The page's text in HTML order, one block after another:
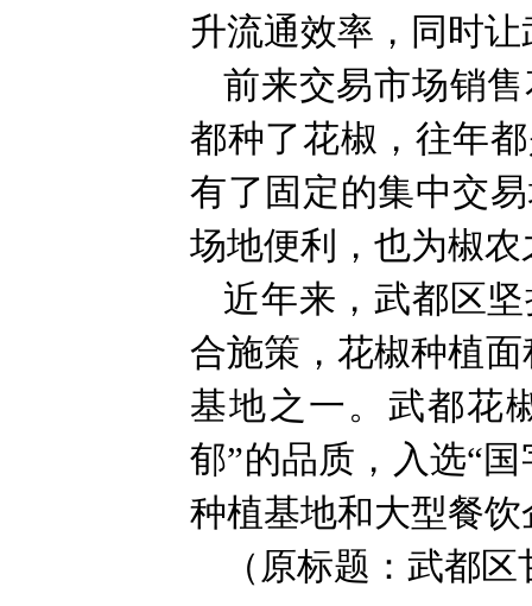
升流通效率，同时
前来交易市场销
都种了花椒，往年
有了固定的集中交
场地便利，也为椒
近年来，武都区
合施策，花椒种植
基地之一。武都花
郁”的品质，入选“
种植基地和大型餐
（原标题：武都